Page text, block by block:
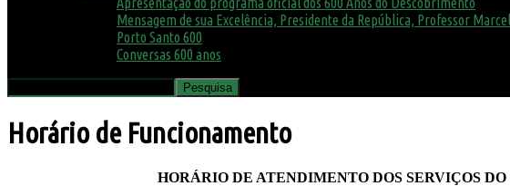
Mensagem de sua Excelência, Presidente da República, Professor
Porto Santo 600
Conversas 600 anos
Horário de Funcionamento
HORÁRIO DE ATENDIMENTO DOS SERVIÇOS